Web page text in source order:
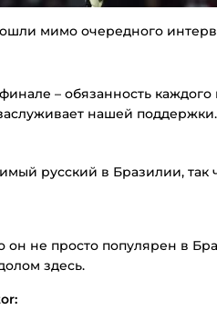
мимо очередного
– обязанность
нашей поддержки.
русский в Бразилии, так
он не просто популярен в
здесь.